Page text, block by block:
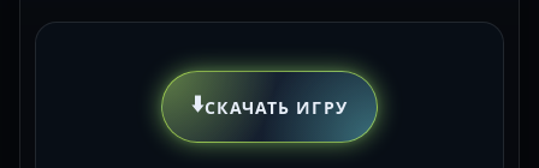
⬇️СКАЧАТЬ ИГРУ